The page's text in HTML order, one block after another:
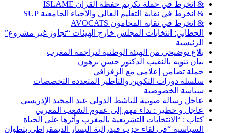
& انخرط في حملة تكريم حفظة القرآن ISLAME
& انخرط في نقابة التعليم العالي والأحياء الجامعية SUP
& انخرط في نقابة المحامون AVOCATS
الحطابي: انتخابات المجلس خارج الهيئات “تجاوز غير مشروع”
الرئيسية
بلاغ توضيحي من الهيئة الوطنية لتراجمة المغرب
بيان تنويه بالنقيب الدكتور حسن برهون
حملة تضامن إعلامي مع الزفزافي
سلسلة دورات التكوين والتأطير المتعددة التخصصات
سياسة الخصوصية
عاجل رسالة صوتية للناشط الدولي عبد المجيد الإدريسي
عاجل و خطير : نداء مهم إلى عموم الشعب المغربي
كتاب : “الانتخابات التشريعية بالمغرب وأثرها على الحياة
السياسية “في لقاء حزب فيدرالية اليسار الديمقراطي بتطوان